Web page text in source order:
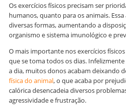
Os exercícios físicos precisam ser
humanos, quanto para os animais.
diversas formas, aumentando a
organismo e sistema imunológico e
O mais importante nos exercícios
que se toma todos os dias.
a dia, muitos donos acabam deixando
física do animal, o que acaba por
calórica desencadeia diversos
agressividade e frustração.